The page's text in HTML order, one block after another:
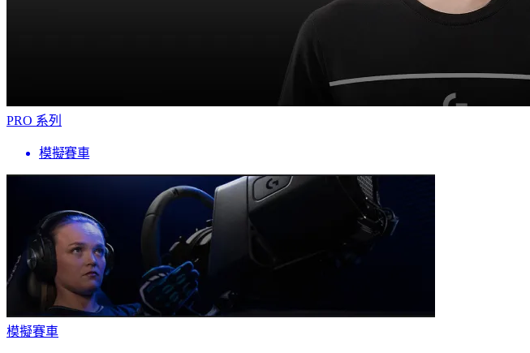
PRO 系列
模擬賽車
模擬賽車